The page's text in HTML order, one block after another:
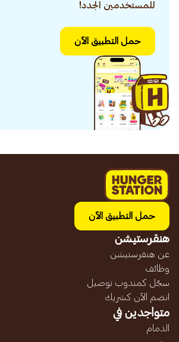
للمستخدمين الجدد!
حمل التطبيق الآن
حمل التطبيق الآن
هنقرستيشن
عن هنقرستيشن
وظائف
سجّل كمندوب توصيل
انضم الآن كشريك
متواجدين في
الدمام